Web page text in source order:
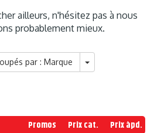
ailleurs, n'hésitez pas à nous
probablement mieux.
Groupés par : Marque
Promos Prix cat. Prix àpd.